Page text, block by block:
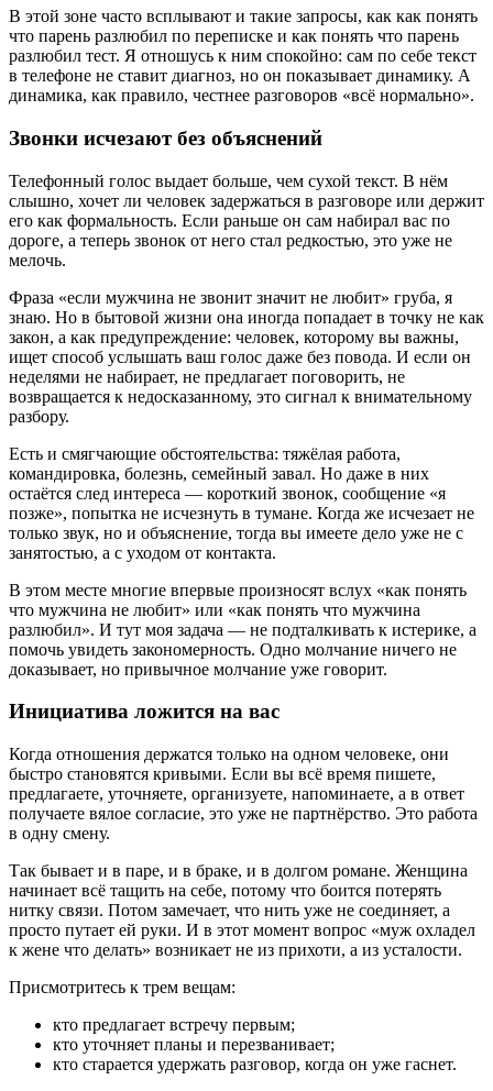
В этой зоне часто всплывают и такие запросы, как как понять
что парень разлюбил по переписке и как понять что парень
разлюбил тест. Я отношусь к ним спокойно: сам по себе текст
в телефоне не ставит диагноз, но он показывает динамику. А
динамика, как правило, честнее разговоров «всё нормально».
Звонки исчезают без объяснений
Телефонный голос выдает больше, чем сухой текст. В нём
слышно, хочет ли человек задержаться в разговоре или держит
его как формальность. Если раньше он сам набирал вас по
дороге, а теперь звонок от него стал редкостью, это уже не
мелочь.
Фраза «если мужчина не звонит значит не любит» груба, я
знаю. Но в бытовой жизни она иногда попадает в точку не как
закон, а как предупреждение: человек, которому вы важны,
ищет способ услышать ваш голос даже без повода. И если он
неделями не набирает, не предлагает поговорить, не
возвращается к недосказанному, это сигнал к внимательному
разбору.
Есть и смягчающие обстоятельства: тяжёлая работа,
командировка, болезнь, семейный завал. Но даже в них
остаётся след интереса — короткий звонок, сообщение «я
позже», попытка не исчезнуть в тумане. Когда же исчезает не
только звук, но и объяснение, тогда вы имеете дело уже не с
занятостью, а с уходом от контакта.
В этом месте многие впервые произносят вслух «как понять
что мужчина не любит» или «как понять что мужчина
разлюбил». И тут моя задача — не подталкивать к истерике, а
помочь увидеть закономерность. Одно молчание ничего не
доказывает, но привычное молчание уже говорит.
Инициатива ложится на вас
Когда отношения держатся только на одном человеке, они
быстро становятся кривыми. Если вы всё время пишете,
предлагаете, уточняете, организуете, напоминаете, а в ответ
получаете вялое согласие, это уже не партнёрство. Это работа
в одну смену.
Так бывает и в паре, и в браке, и в долгом романе. Женщина
начинает всё тащить на себе, потому что боится потерять
нитку связи. Потом замечает, что нить уже не соединяет, а
просто путает ей руки. И в этот момент вопрос «муж охладел
к жене что делать» возникает не из прихоти, а из усталости.
Присмотритесь к трем вещам:
кто предлагает встречу первым;
кто уточняет планы и перезванивает;
кто старается удержать разговор, когда он уже гаснет.